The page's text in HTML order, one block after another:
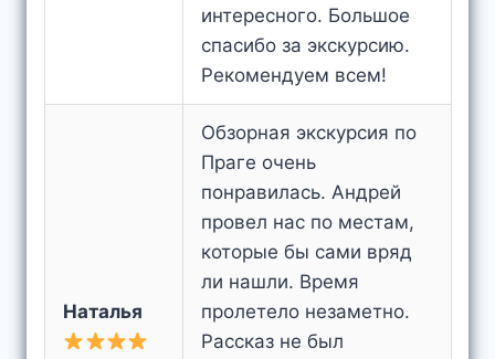
интересного. Большое
спасибо за экскурсию.
Рекомендуем всем!
Наталья
Обзорная экскурсия по
Праге очень
понравилась. Андрей
провел нас по местам,
которые бы сами вряд
ли нашли. Время
пролетело незаметно.
Рассказ не был